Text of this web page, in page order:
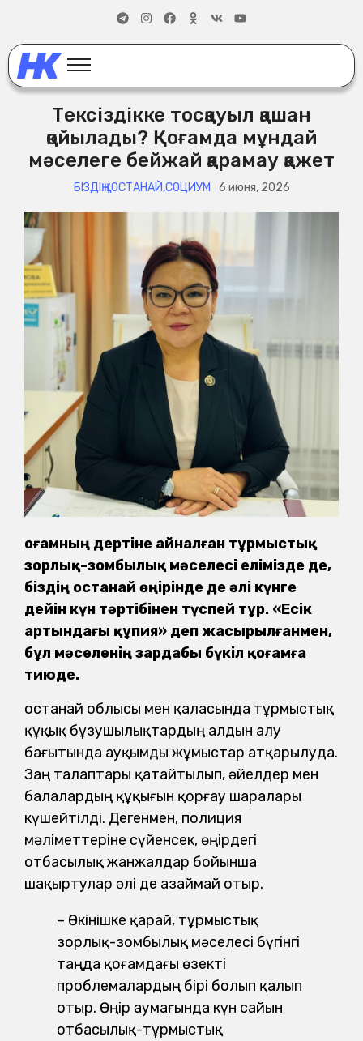
Тексіздікке тосқауыл қашан
қойылады? Қоғамда мұндай
мәселеге бейжай қарамау қажет
БІЗДІҢ ҚОСТАНАЙ,СОЦИУМ 6 июня, 2026
Қоғамның дертіне айналған тұрмыстық
зорлық-зомбылық мәселесі елімізде де,
біздің Қостанай өңірінде де әлі күнге
дейін күн тәртібінен түспей тұр. «Есік
артындағы құпия» деп жасырылғанмен,
бұл мәселенің зардабы бүкіл қоғамға
тиюде.
Қостанай облысы мен қаласында тұрмыстық
құқық бұзушылықтардың алдын алу
бағытында ауқымды жұмыстар атқарылуда.
Заң талаптары қатайтылып, әйелдер мен
балалардың құқығын қорғау шаралары
күшейтілді. Дегенмен, полиция
мәліметтеріне сүйенсек, өңірдегі
отбасылық жанжалдар бойынша
шақыртулар әлі де азаймай отыр.
– Өкінішке қарай, тұрмыстық
зорлық-зомбылық мәселесі бүгінгі
таңда қоғамдағы өзекті
проблемалардың бірі болып қалып
отыр. Өңір аумағында күн сайын
отбасылық-тұрмыс­тық